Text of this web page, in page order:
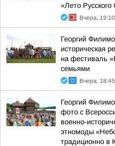
«Лето
Вчера, 19:10
Георгий
историческая
на фестиваль
семьями
Вчера, 18:45
Георгий
фото с
военно-
этномоды
традиционно в